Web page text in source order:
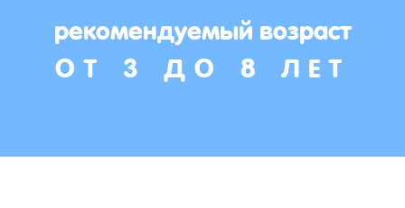
рекомендуемый возраст
ОТ 3 ДО 8 ЛЕТ